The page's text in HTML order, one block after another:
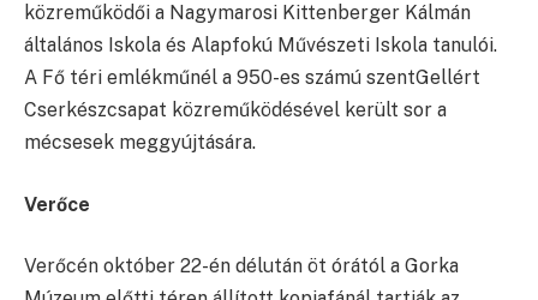
közreműködői a Nagymarosi Kittenberger Kálmán
általános Iskola és Alapfokú Művészeti Iskola tanulói.
A Fő téri emlékműnél a 950-es számú szentGellért
Cserkészcsapat közreműködésével került sor a
mécsesek meggyújtására.
Verőce
Verőcén október 22-én délután öt órától a Gorka